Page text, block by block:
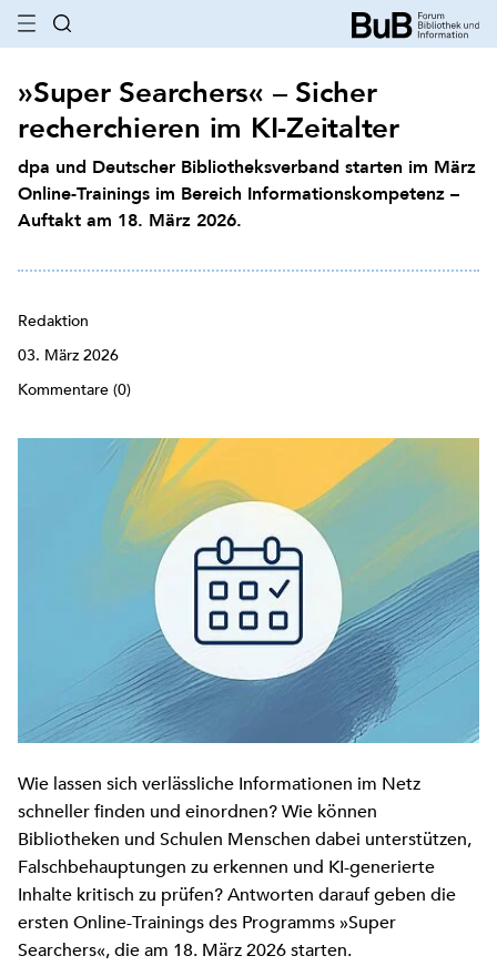
»Super Searchers« – Sicher
recherchieren im KI-Zeitalter
dpa und Deutscher Bibliotheksverband starten im März
Online-Trainings im Bereich Informationskompetenz –
Auftakt am 18. März 2026.
Redaktion
03. März 2026
Kommentare (0)
Wie lassen sich verlässliche Informationen im Netz
schneller finden und einordnen? Wie können
Bibliotheken und Schulen Menschen dabei unterstützen,
Falschbehauptungen zu erkennen und KI-generierte
Inhalte kritisch zu prüfen? Antworten darauf geben die
ersten Online-Trainings des Programms »Super
Searchers«, die am 18. März 2026 starten.